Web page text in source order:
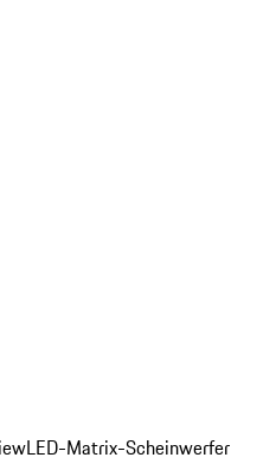
LED-Matrix-Scheinwerfer